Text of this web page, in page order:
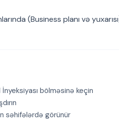
(Business planı və
bölməsinə keçin
səhifələrdə görünür